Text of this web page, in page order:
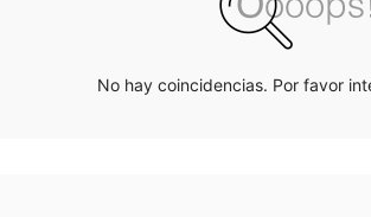
No hay coincidencias. Por favor